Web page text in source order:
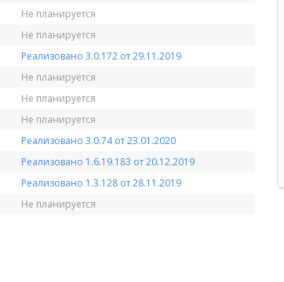
Не планируется
Не планируется
Реализовано 3.0.172 от 29.11.2019
Не планируется
Не планируется
Не планируется
Реализовано 3.0.74 от 23.01.2020
Реализовано 1.6.19.183 от 20.12.2019
Реализовано 1.3.128 от 28.11.2019
Не планируется